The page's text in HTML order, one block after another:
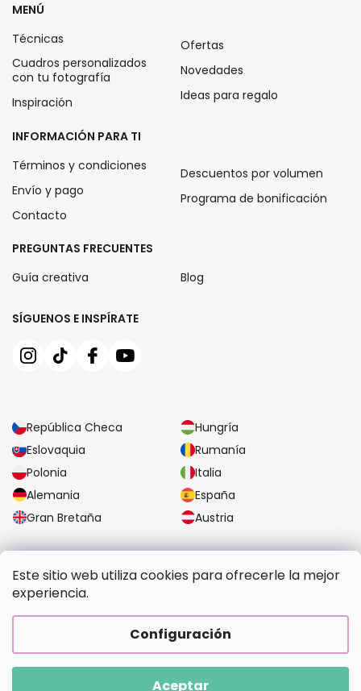
Este sitio web utiliza cookies para ofrecerle la mejor
experiencia.
Configuración
Aceptar
SÍGUENOS E INSPÍRATE
República Checa
Hungría
Eslovaquia
Rumanía
Polonia
Italia
Alemania
España
Gran Bretaña
Austria
MENÚ
Técnicas
Cuadros personalizados
con tu fotografía
Inspiración
Ofertas
Novedades
Ideas para regalo
INFORMACIÓN PARA TI
Términos y condiciones
Envío y pago
Contacto
Descuentos por volumen
Programa de bonificación
PREGUNTAS FRECUENTES
Guía creativa
Blog
OPCIONES SEGURAS DE PAGO
Pintalotu.es. Todos los derechos reservados.